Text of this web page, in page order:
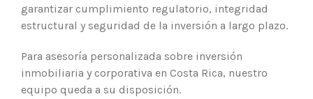
garantizar cumplimiento regulatorio, integridad
estructural y seguridad de la inversión a largo plazo.
Para asesoría personalizada sobre inversión
inmobiliaria y corporativa en Costa Rica, nuestro
equipo queda a su disposición.